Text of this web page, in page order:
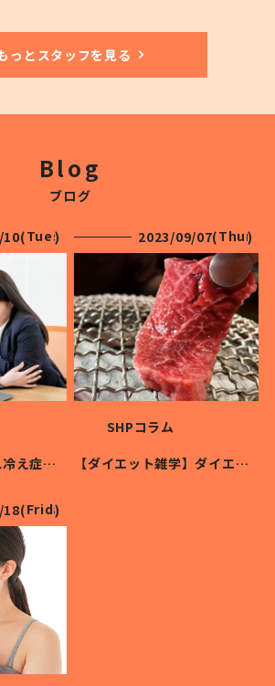
っとスタッフを見る
Blog
ブログ
10(Tuesday
)
【冷え症対策】隠れ冷え症に要注意！
2023/09/07( )
SHPコラム
【ダイエット雑学】ダイエット中にお肉は食べていいの？
18(Friday
)